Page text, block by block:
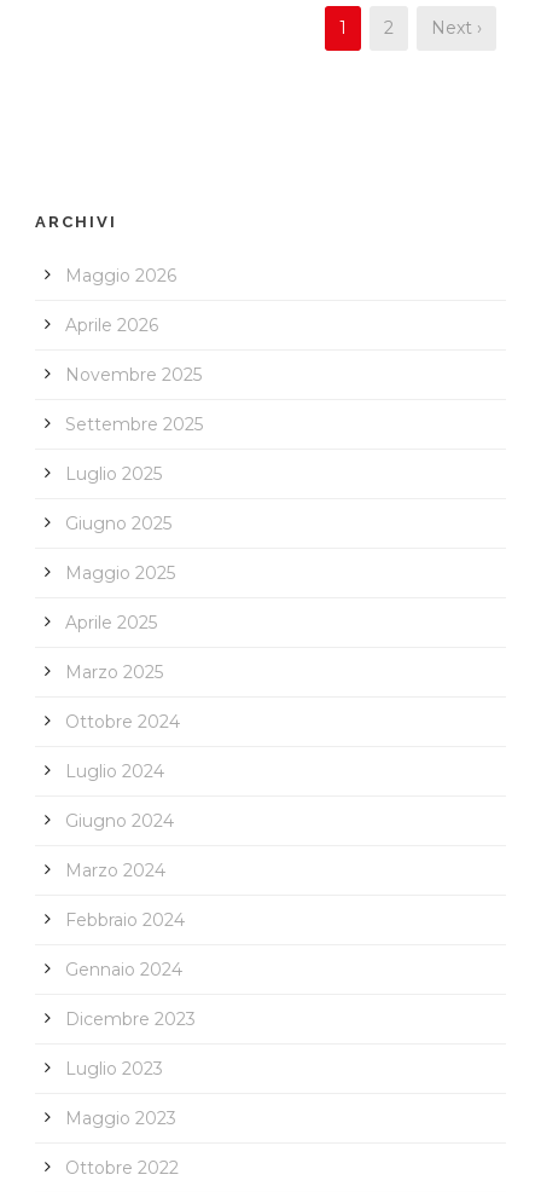
1 2 Next ›
ARCHIVI
Maggio 2026
Aprile 2026
Novembre 2025
Settembre 2025
Luglio 2025
Giugno 2025
Maggio 2025
Aprile 2025
Marzo 2025
Ottobre 2024
Luglio 2024
Giugno 2024
Marzo 2024
Febbraio 2024
Gennaio 2024
Dicembre 2023
Luglio 2023
Maggio 2023
Ottobre 2022